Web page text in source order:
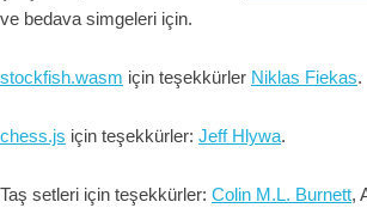
ve bedava simgeleri için.
stockfish.wasm için teşekkürler Niklas Fiekas.
chess.js için teşekkürler: Jeff Hlywa.
Taş setleri için teşekkürler: Colin M.L. Burnett,